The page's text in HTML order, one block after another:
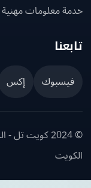
معلومات مهنية
إكس
© 2024 كويت تل -